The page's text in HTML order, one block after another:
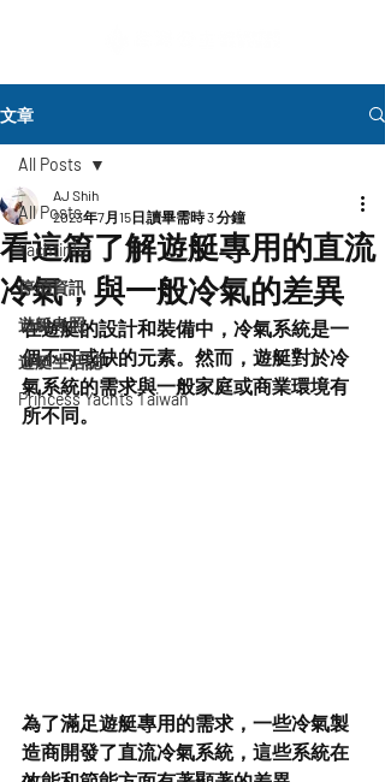
文章
All Posts
Yachtinfo
停泊資訊
遊艇考照
遊艇生活誌
Princess Yachts Taiwan
All Posts
看這篇了解遊艇專用的直流
冷氣，與一般冷氣的差異
AJ Shih
2023年7月15日讀畢需時 3 分鐘
在遊艇的設計和裝備中，冷氣系統是一
個不可或缺的元素。然而，遊艇對於冷
氣系統的需求與一般家庭或商業環境有
所不同。
為了滿足遊艇專用的需求，一些冷氣製
造商開發了直流冷氣系統，這些系統在